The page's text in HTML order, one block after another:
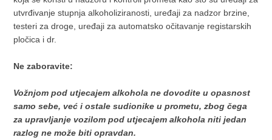
utvrđivanje stupnja alkoholiziranosti, uređaji za nadzor brzine,
testeri za droge, uređaji za automatsko očitavanje registarskih
pločica i dr.
Ne zaboravite:
Vožnjom pod utjecajem alkohola ne dovodite u opasnost
samo sebe, već i ostale sudionike u prometu, zbog čega
za upravljanje vozilom pod utjecajem alkohola niti jedan
razlog ne može biti opravdan.